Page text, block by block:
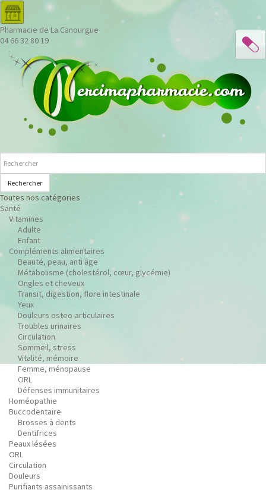
Pharmacie de La Canourgue
04 66 32 80 19
Rechercher
Toutes nos catégories
Santé
Vitamines
Adulte
Enfant
Compléments alimentaires
Beauté, peau, anti âge
Métabolisme (cholestérol, cœur, glycémie)
Ongles et cheveux
Transit, digestion, flore intestinale
Yeux
Douleurs osteo-articulaires
Troubles urinaires
Circulation
Sommeil, stress
Vitalité, mémoire
Femme, ménopause
ORL
Défenses immunitaires
Homéopathie
Buccodentaire
Brosses à dents
Dentifrices
Peaux lésées
ORL
Circulation
Douleurs
Purifiants assainissants